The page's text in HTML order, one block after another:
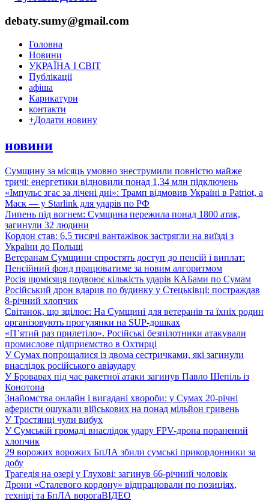
debaty.sumy@gmail.com
Головна
Новини
УКРАЇНА І СВІТ
Публікації
афіша
Карикатури
контакти
+Додати новину
новини
Сумщину за місяць умовно знеструмили повністю майже
тричі: енергетики відновили понад 1,34 млн підключень
«Імпульс згас за лічені дні»: Трамп відмовив Україні в Patriot, а
Маск — у Starlink для ударів по РФ
Липень під вогнем: Сумщина пережила понад 1800 атак,
загинули 32 людини
Кордон став: 6,5 тисячі вантажівок застрягли на виїзді з
України до Польщі
Ветеранам Сумщини спростять доступ до пенсій і виплат:
Пенсійний фонд працюватиме за новим алгоритмом
Росія щомісяця подвоює кількість ударів КАБами по Сумам
Російський дрон вдарив по будинку у Стецьківці: постраждав
8-річний хлопчик
Світанок, що зцілює: На Сумщині для ветеранів та їхніх родин
організовують прогулянки на SUP-дошках
«П’ятий раз прилетіло». Російські безпілотники атакували
промислове підприємство в Охтирці
У Сумах попрощалися із двома сестричками, які загинули
внаслідок російського авіаудару
У Броварах під час ракетної атаки загинув Павло Шепіль із
Конотопа
Знайомства онлайн і вигадані хвороби: у Сумах 20-річні
аферисти ошукали військових на понад мільйон гривень
У Тростянці чули вибух
У Сумській громаді внаслідок удару FPV-дрона поранений
хлопчик
29 ворожих ворожих БпЛА збили сумські прикордонники за
добу
Трагедія на озері у Глухові: загинув 66-річний чоловік
Дрони «Сталевого кордону» відпрацювали по позиціях,
техніці та БпЛА ворогаВІДЕО